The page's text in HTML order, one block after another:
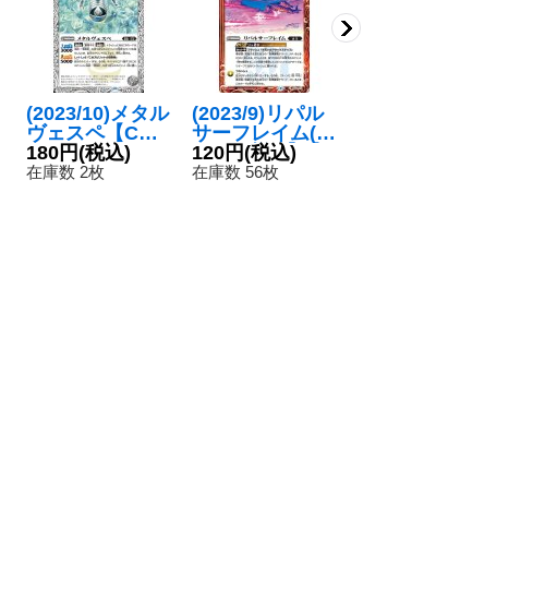
(2023/10)メタル
ヴェスペ【C】
{BS65-029}
《白》
180円(税込)
在庫数 2枚
(2023/9)リパル
サーフレイム(X
レア仕様)【C】
{BS62-070}
120円(税込)
在庫数 56枚